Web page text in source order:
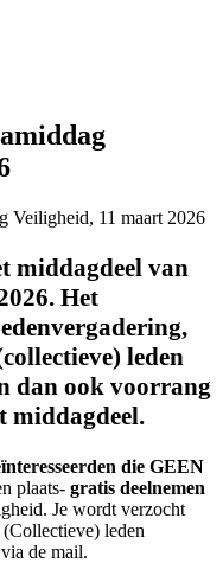
Veiligheid, 11 maart 2026
middagdeel van
Het
leden
dan ook voorrang
middagdeel.
die GEEN
plaats- gratis deelnemen
Je wordt verzocht
(Collectieve) leden
de mail.